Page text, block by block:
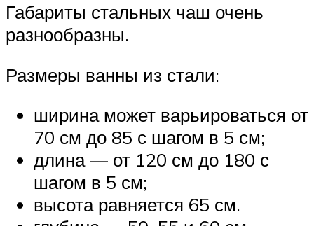
Габариты стальных чаш очень
разнообразны.
Размеры ванны из стали:
ширина может варьироваться от
70 см до 85 с шагом в 5 см;
длина — от 120 см до 180 с
шагом в 5 см;
высота равняется 65 см.